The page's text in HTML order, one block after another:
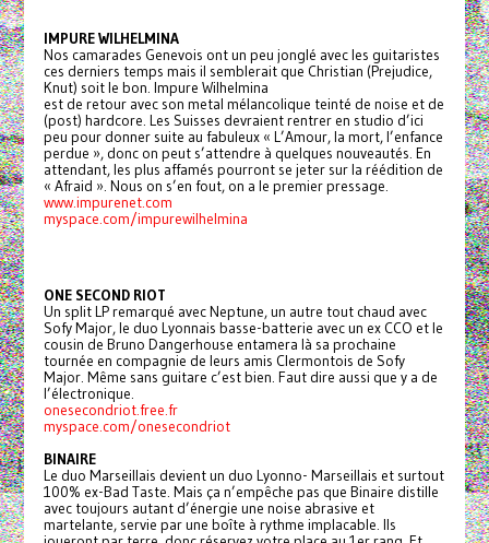
IMPURE WILHELMINA
Nos camarades Genevois ont un peu jonglé avec les guitaristes
ces derniers temps mais il semblerait que Christian (Prejudice,
Knut) soit le bon. Impure Wilhelmina
est de retour avec son metal mélancolique teinté de noise et de
(post) hardcore. Les Suisses devraient rentrer en studio d’ici
peu pour donner suite au fabuleux « L’Amour, la mort, l’enfance
perdue », donc on peut s’attendre à quelques nouveautés. En
attendant, les plus affamés pourront se jeter sur la réédition de
« Afraid ». Nous on s’en fout, on a le premier pressage.
www.impurenet.com
myspace.com/impurewilhelmina
ONE SECOND RIOT
Un split LP remarqué avec Neptune, un autre tout chaud avec
Sofy Major, le duo Lyonnais basse-batterie avec un ex CCO et le
cousin de Bruno Dangerhouse entamera là sa prochaine
tournée en compagnie de leurs amis Clermontois de Sofy
Major. Même sans guitare c’est bien. Faut dire aussi que y a de
l’électronique.
onesecondriot.free.fr
myspace.com/onesecondriot
BINAIRE
Le duo Marseillais devient un duo Lyonno- Marseillais et surtout
100% ex-Bad Taste. Mais ça n’empêche pas que Binaire distille
avec toujours autant d’énergie une noise abrasive et
martelante, servie par une boîte à rythme implacable. Ils